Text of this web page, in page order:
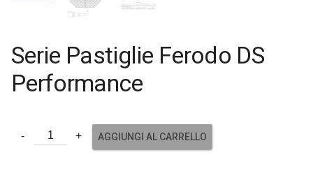
Serie Pastiglie Ferodo DS
Performance
AGGIUNGI AL CARRELLO